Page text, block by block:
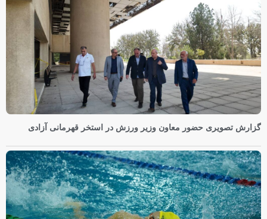
گزارش تصویری حضور معاون وزیر ورزش در استخر قهرمانی آزادی